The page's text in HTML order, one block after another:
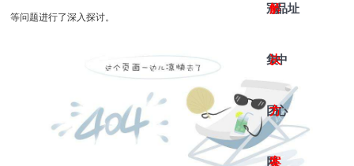
冠
集
团
网
解
决
方
案
品
中
心
址
等问题进行了深入探讨。